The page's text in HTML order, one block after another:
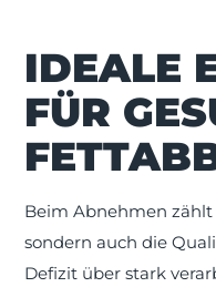
IDEALE
FÜR
Beim Abnehmen
sondern auch die
Defizit über stark